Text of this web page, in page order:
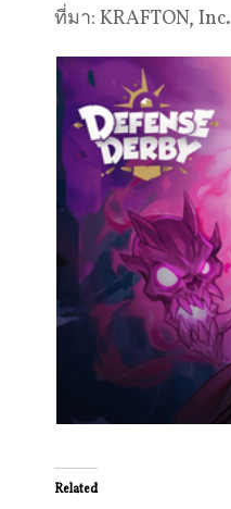
ที่มา: KRAFTON, Inc.
Related